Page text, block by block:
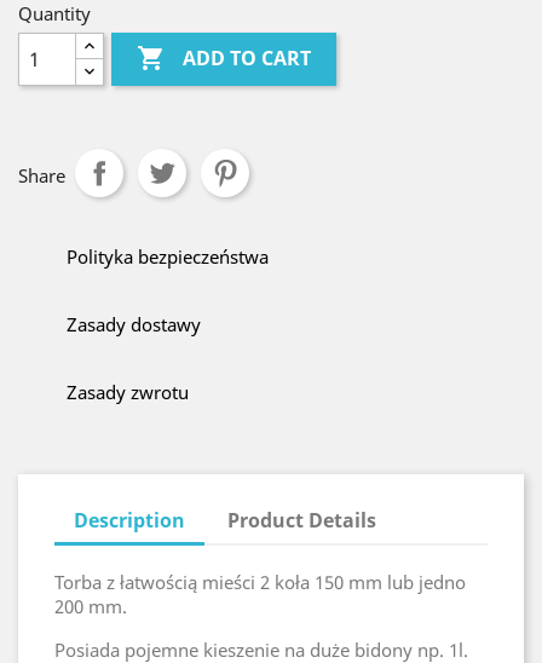
Quantity
 ADD TO CART
Share
Polityka bezpieczeństwa
Zasady dostawy
Zasady zwrotu
Description Product Details
Torba z łatwością mieści 2 koła 150 mm lub jedno
200 mm.
Posiada pojemne kieszenie na duże bidony np. 1l.